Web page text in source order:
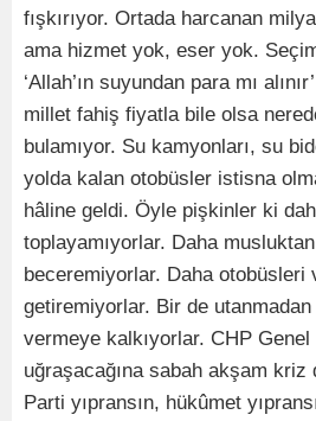
fışkırıyor. Ortada harcanan
ama hizmet yok, eser yok.
‘Allah’ın suyundan para mı
millet fahiş fiyatla bile olsa
bulamıyor. Su kamyonları, su
yolda kalan otobüsler istisna
hâline geldi. Öyle pişkinler ki
toplayamıyorlar. Daha
beceremiyorlar. Daha otobüsleri
getiremiyorlar. Bir de
vermeye kalkıyorlar. CHP Genel
uğraşacağına sabah akşam kriz
Parti yıpransın, hükûmet